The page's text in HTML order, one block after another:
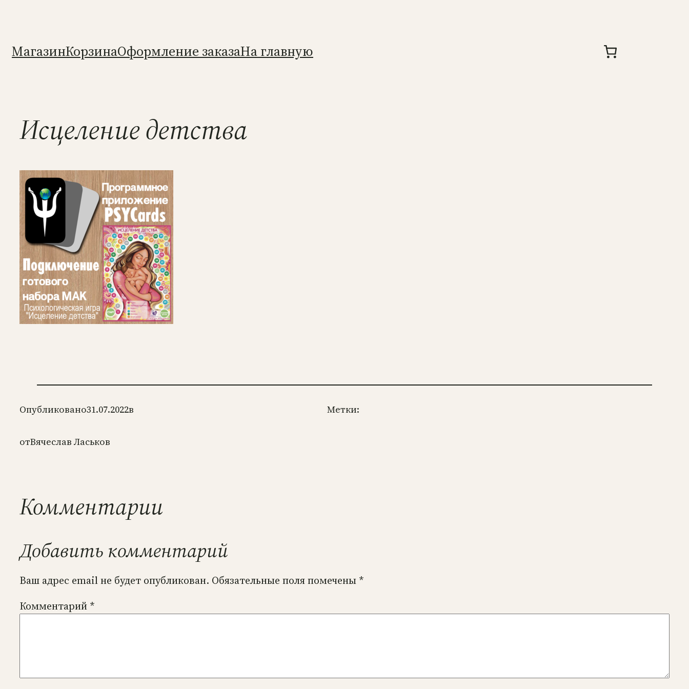
МагазинКорзинаОформление заказаНа главную
Исцеление детства
Опубликовано31.07.2022в
отВячеслав Ласьков
Метки:
Комментарии
Добавить комментарий
Ваш адрес email не будет опубликован. Обязательные поля помечены *
Комментарий *